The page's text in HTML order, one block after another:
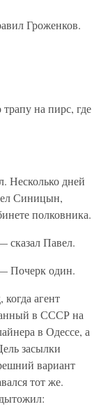
Гроженков.
на пирс, где
Несколько дней
Синицын,
полковника.
сказал Павел.
Почерк один.
агент
в СССР на
в Одессе, а
засылки
вариант
тот же.